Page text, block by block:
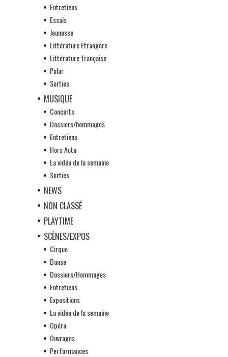
Entretiens
Essais
Jeunesse
Littérature Etrangère
Littérature française
Polar
Sorties
MUSIQUE
Concerts
Dossiers/hommages
Entretiens
Hors Actu
La vidéo de la semaine
Sorties
NEWS
NON CLASSÉ
PLAYTIME
SCÈNES/EXPOS
Cirque
Danse
Dossiers/Hommages
Entretiens
Expositions
La vidéo de la semaine
Opéra
Ouvrages
Performances